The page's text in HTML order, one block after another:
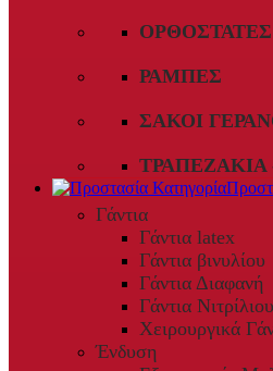
ΟΡΘΟΣΤΆΤΕΣ
ΡΆΜΠΕΣ
ΣΆΚΟΙ
Γάντια
Γάντια latex
Γάντια βινυλίου
Γάντια Διαφανή
Γάντια Νιτρίλιου
Χειρουργικά
Ένδυση